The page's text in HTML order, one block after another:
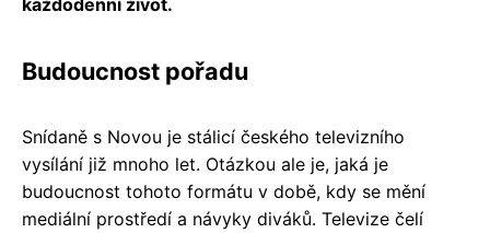
Budoucnost pořadu
Snídaně s Novou je stálicí českého televizního
vysílání již mnoho let. Otázkou ale je, jaká je
budoucnost tohoto formátu v době, kdy se mění
mediální prostředí a návyky diváků. Televize čelí